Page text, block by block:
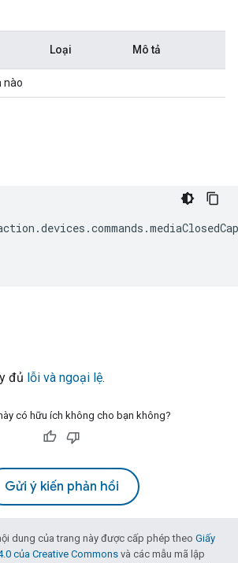
Loại Mô tả
nào
đủ lỗi và ngoại lệ.
có hữu ích không cho bạn không?
Gửi ý kiến phản hồi
dung của trang này được cấp phép theo Giấy
của Creative Commons và các mẫu mã lập